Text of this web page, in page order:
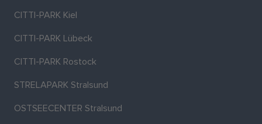
CITTI-PARK Kiel
CITTI-PARK Lübeck
CITTI-PARK Rostock
STRELAPARK Stralsund
OSTSEECENTER Stralsund